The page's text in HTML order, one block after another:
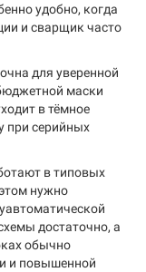
удобно, когда
и сварщик часто
для уверенной
маски
в тёмное
при серийных
в типовых
нужно
достаточно, а
обычно
и повышенной